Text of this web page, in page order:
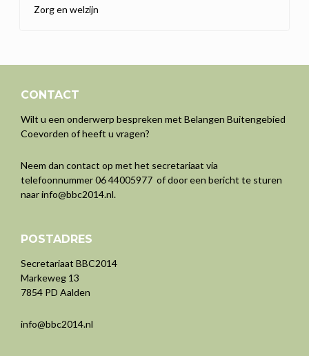
Zorg en welzijn
CONTACT
Wilt u een onderwerp bespreken met Belangen Buitengebied
Coevorden of heeft u vragen?
Neem dan contact op met het secretariaat via
telefoonnummer 06 44005977 of door een bericht te sturen
naarinfo@bbc2014.nl.
POSTADRES
Secretariaat BBC2014
Markeweg 13
7854 PD Aalden
info@bbc2014.nl